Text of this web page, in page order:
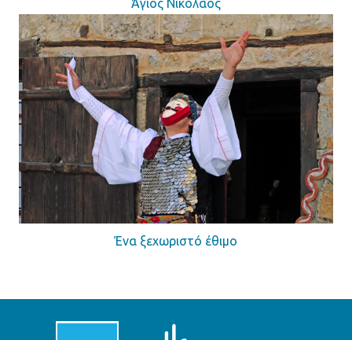
Άγιος Νικόλαος
Ένα ξεχωριστό έθιμο